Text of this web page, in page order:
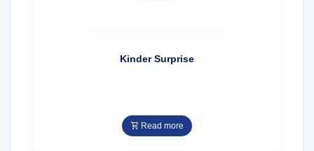
Kinder Surprise
Read more